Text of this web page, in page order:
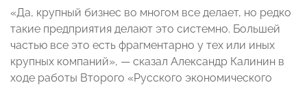
«Да, крупный бизнес во многом все делает, но редко
такие предприятия делают это системно. Большей
частью все это есть фрагментарно у тех или иных
крупных компаний», — сказал Александр Калинин в
ходе работы Второго «Русского экономического